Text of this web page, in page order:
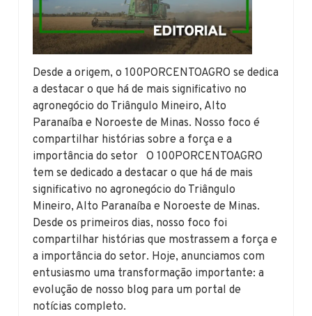
Desde a origem, o 100PORCENTOAGRO se dedica
a destacar o que há de mais significativo no
agronegócio do Triângulo Mineiro, Alto
Paranaíba e Noroeste de Minas. Nosso foco é
compartilhar histórias sobre a força e a
importância do setor O 100PORCENTOAGRO
tem se dedicado a destacar o que há de mais
significativo no agronegócio do Triângulo
Mineiro, Alto Paranaíba e Noroeste de Minas.
Desde os primeiros dias, nosso foco foi
compartilhar histórias que mostrassem a força e
a importância do setor. Hoje, anunciamos com
entusiasmo uma transformação importante: a
evolução de nosso blog para um portal de
notícias completo.